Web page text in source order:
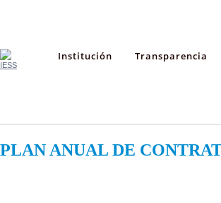
Institución Transparencia
PLAN ANUAL DE